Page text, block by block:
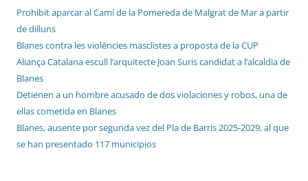
Prohibit aparcar al Camí de la Pomereda de Malgrat de Mar a partir
de dilluns
Blanes contra les violències masclistes a proposta de la CUP
Aliança Catalana escull l’arquitecte Joan Suris candidat a l’alcaldia de
Blanes
Detienen a un hombre acusado de dos violaciones y robos, una de
ellas cometida en Blanes
Blanes, ausente por segunda vez del Pla de Barris 2025-2029, al que
se han presentado 117 municipios